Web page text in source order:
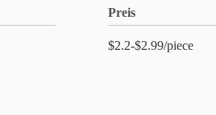
Preis
$2.2-$2.99/piece